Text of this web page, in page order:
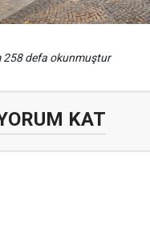
258 defa okunmuştur
KAT